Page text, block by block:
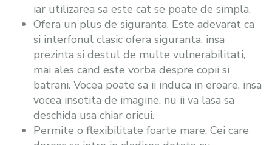
iar utilizarea sa este cat se poate de simpla.
Ofera un plus de siguranta. Este adevarat ca
si interfonul clasic ofera siguranta, insa
prezinta si destul de multe vulnerabilitati,
mai ales cand este vorba despre copii si
batrani. Vocea poate sa ii induca in eroare, insa
vocea insotita de imagine, nu ii va lasa sa
deschida usa chiar oricui.
Permite o flexibilitate foarte mare. Cei care